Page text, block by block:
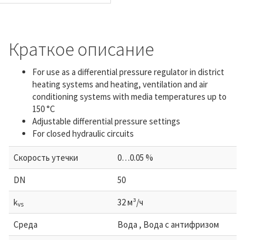
Краткое описание
For use as a differential pressure regulator in district
heating systems and heating, ventilation and air
conditioning systems with media temperatures up to
150 °C
Adjustable differential pressure settings
For closed hydraulic circuits
Скорость утечки
0…0.05 %
DN
50
kvs
32 м³/ч
Среда
Bодa , Bодa с антифризом